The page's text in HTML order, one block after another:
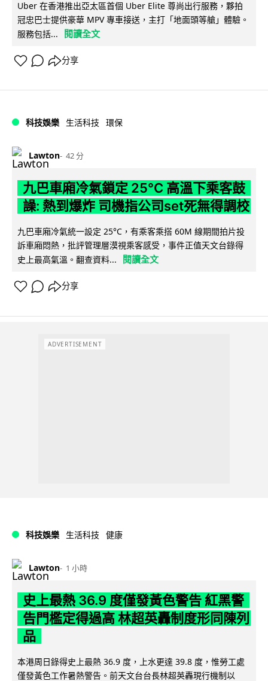
Uber 在香港推出亞太區首個 Uber Elite 尊尚出行服務，夥拍
冠忠巴士提供豪華 MPV 專車接送，主打「地面頭等艙」體驗。
服務包括...
閱讀全文
分享
科技娛樂 生活科技 環保
Lawton 42 分
九巴車廂冷氣鎖定 25°C 高溫下乘客鼓
譟: 熱到爆炸 司機指公司set死無得調校
九巴車廂冷氣統一設定 25°C，有乘客乘搭 60M 線期間拍片投
訴車廂悶熱，批評管理層漠視乘客感受，事件正值天文台錄得
史上最高氣溫。翻查資料...
閱讀全文
分享
ADVERTISEMENT
科技娛樂 生活科技 健康
Lawton 1 小時
史上最熱 36.9 度僅發黃色警告 紅黑警
告門檻定得過高 林超英轟制度形同陳列
品
本港周日錄得史上最熱 36.9 度，上水更達 39.8 度，惟勞工處
僅發黃色工作暑熱警告。前天文台台長林超英轟現行機制以